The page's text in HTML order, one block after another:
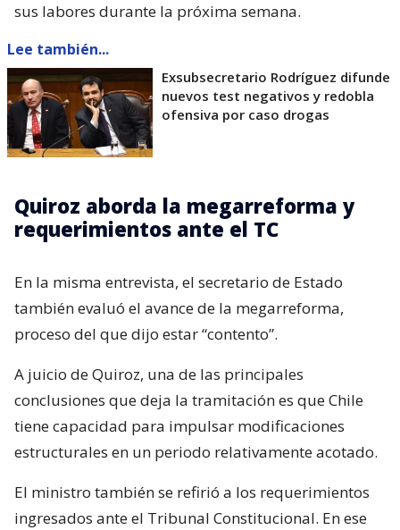
sus labores durante la próxima semana.
Lee también...
Exsubsecretario Rodríguez difunde
nuevos test negativos y redobla
ofensiva por caso drogas
Quiroz aborda la megarreforma y
requerimientos ante el TC
En la misma entrevista, el secretario de Estado
también evaluó el avance de la megarreforma,
proceso del que dijo estar “contento”.
A juicio de Quiroz, una de las principales
conclusiones que deja la tramitación es que Chile
tiene capacidad para impulsar modificaciones
estructurales en un periodo relativamente acotado.
El ministro también se refirió a los requerimientos
ingresados ante el Tribunal Constitucional. En ese